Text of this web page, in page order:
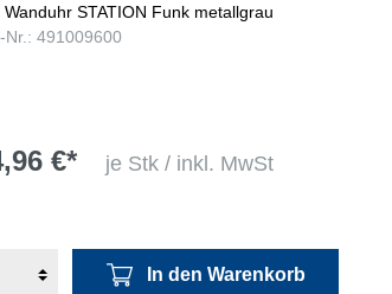
Wanduhr STATION Funk metallgrau
Nr.: 491009600
€* je Stk / inkl. MwSt
In den Warenkorb